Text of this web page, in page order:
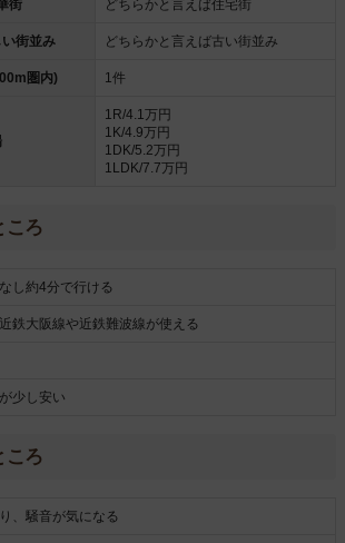
街 どちらかと言えば住宅街
街並み どちらかと言えば古い街並み
圏内) 1件
1R/4.1万円
1K/4.9万円
1DK/5.2万円
1LDK/7.7万円
ころ
し約4分で行ける
鉄大阪線や近鉄難波線が使える
少し安い
ころ
、騒音が気になる